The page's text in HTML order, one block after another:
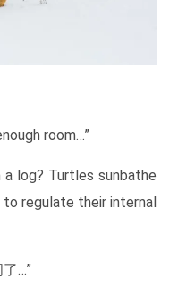
room…”
log? Turtles sunbathe
regulate their internal
…”